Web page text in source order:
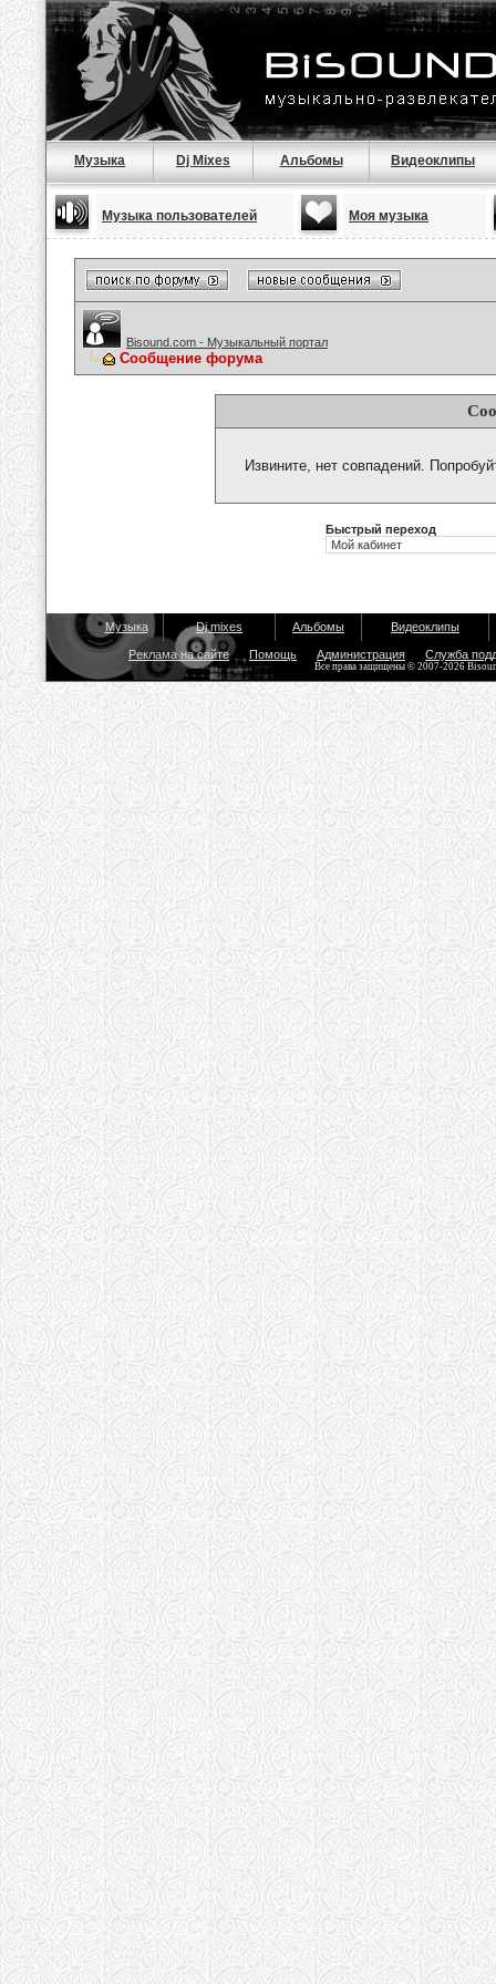
Музыка Dj Mixes Альбомы Видеоклипы
Музыка пользователей Моя музыка
Bisound.com - Музыкальный портал
Сообщение форума
Извините, нет совпадений.
Быстрый переход
Музыка Dj mixes Альбомы Видеоклипы
Реклама на сайте Помощь Администрация Служба
Все права защищены © 2007-2026